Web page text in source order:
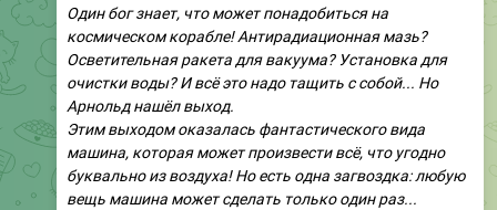
Один бог знает, что может понадобиться на
космическом корабле! Антирадиационная мазь?
Осветительная ракета для вакуума? Установка для
очистки воды? И всё это надо тащить с собой... Но
Арнольд нашёл выход.
Этим выходом оказалась фантастического вида
машина, которая может произвести всё, что угодно
буквально из воздуха! Но есть одна загвоздка: любую
вещь машина может сделать только один раз...